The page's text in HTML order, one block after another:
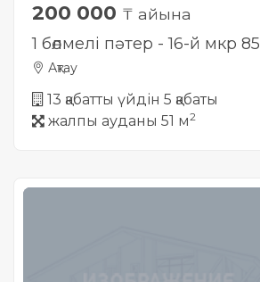
200 000 ₸ айына
1 бөлмелі пәтер - 16-й мкр 85
Ақтау
13 қабатты үйдін 5 қабаты
жалпы ауданы 51 м2